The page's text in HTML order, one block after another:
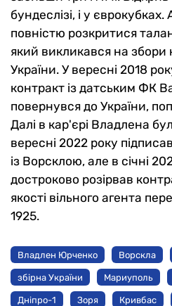
бундеслізі, і у
повністю розкритися
який викликався на збори
України. У вересні 2018
контракт із датським ФК
повернувся до України,
Далі в кар'єрі Владлена
вересні 2022 року
із Ворсклою, але в січні
достроково розірвав
якості вільного агента
1925.
Владлен Юрченко Ворскла
збірна України Мариуполь
Дніпро-1 Зоря Кривбас